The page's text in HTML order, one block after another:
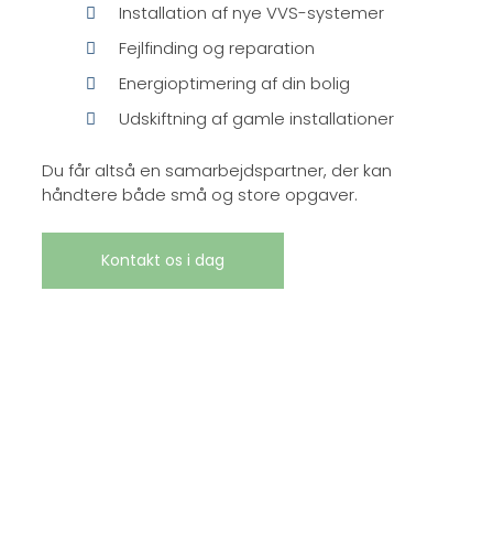
Installation af nye VVS-systemer
Fejlfinding og reparation
Energioptimering af din bolig
Udskiftning af gamle installationer
Du får altså en samarbejdspartner, der kan
håndtere både små og store opgaver.
Kontakt os i dag